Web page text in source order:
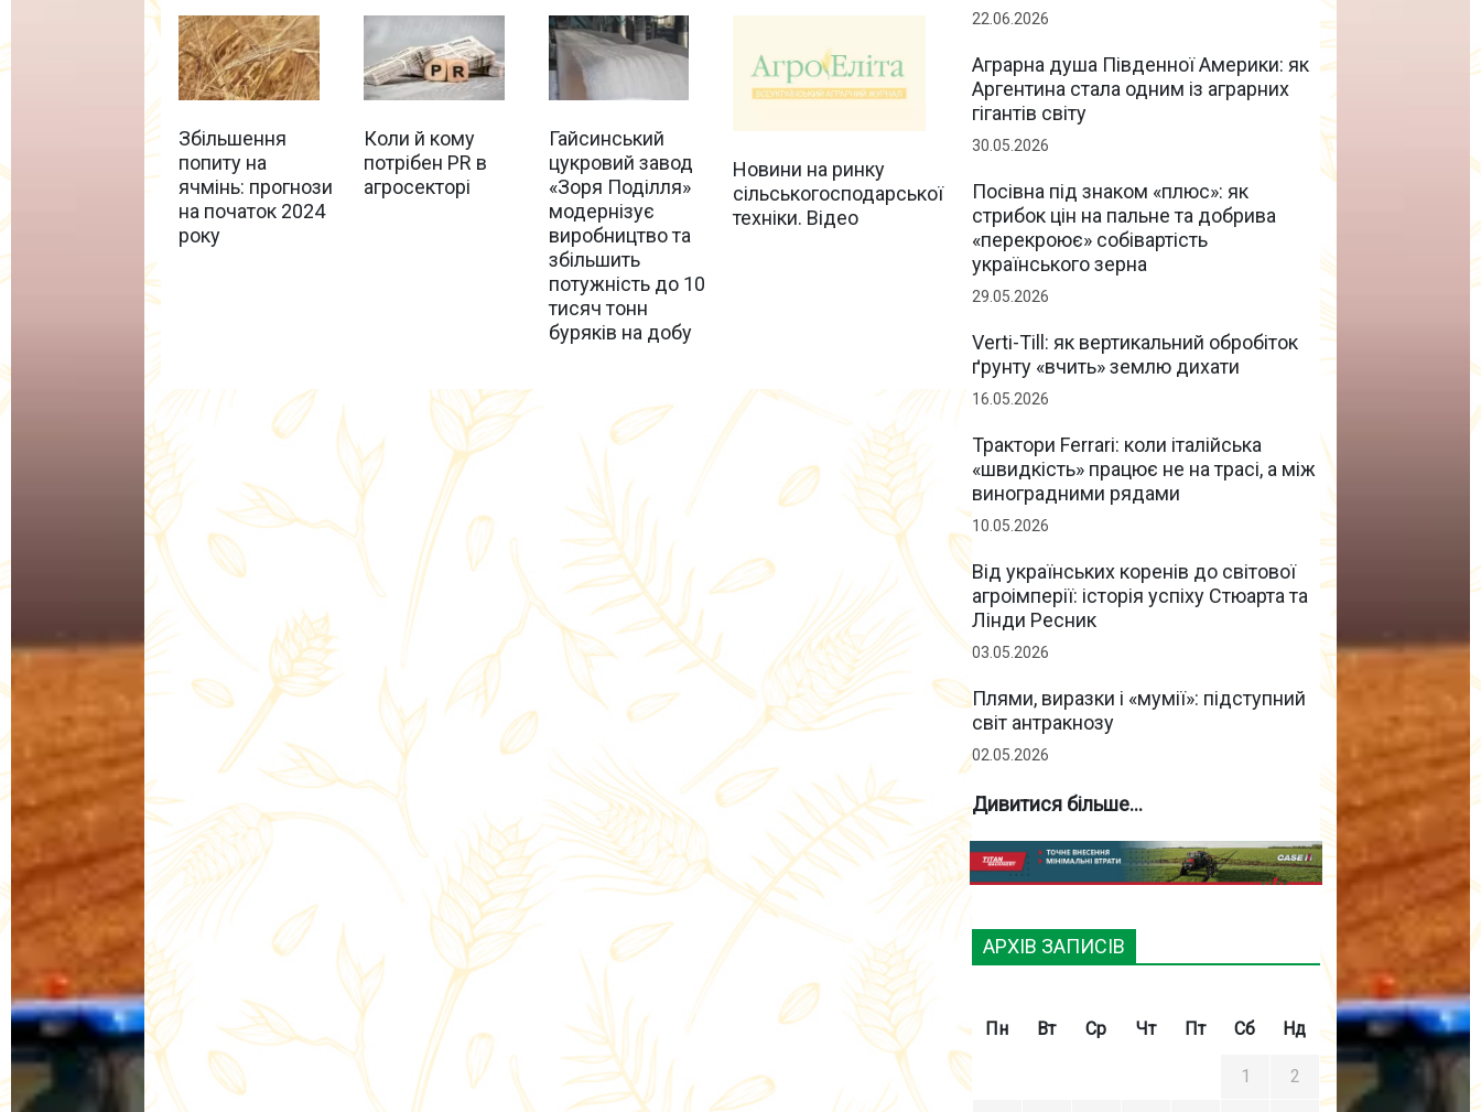
22.06.2026
Аграрна душа Південної Америки: як
Аргентина стала одним із аграрних
гігантів світу
30.05.2026
Посівна під знаком «плюс»: як
стрибок цін на пальне та добрива
«перекроює» собівартість
українського зерна
29.05.2026
Verti-Till: як вертикальний обробіток
ґрунту «вчить» землю дихати
16.05.2026
Трактори Ferrari: коли італійська
«швидкість» працює не на трасі, а між
виноградними рядами
10.05.2026
Від українських коренів до світової
агроімперії: історія успіху Стюарта та
Лінди Ресник
03.05.2026
Плями, виразки і «мумії»: підступний
світ антракнозу
02.05.2026
Дивитися більше...
АРХІВ ЗАПИСІВ
Пн Вт Ср Чт Пт Сб Нд
1 2
Збільшення
попиту на
ячмінь: прогнози
на початок 2024
року
Коли й кому
потрібен PR в
агросекторі
Гайсинський
цукровий завод
«Зоря Поділля»
модернізує
виробництво та
збільшить
потужність до 10
тисяч тонн
буряків на добу
Новини на ринку
сільськогосподарської
техніки. Відео